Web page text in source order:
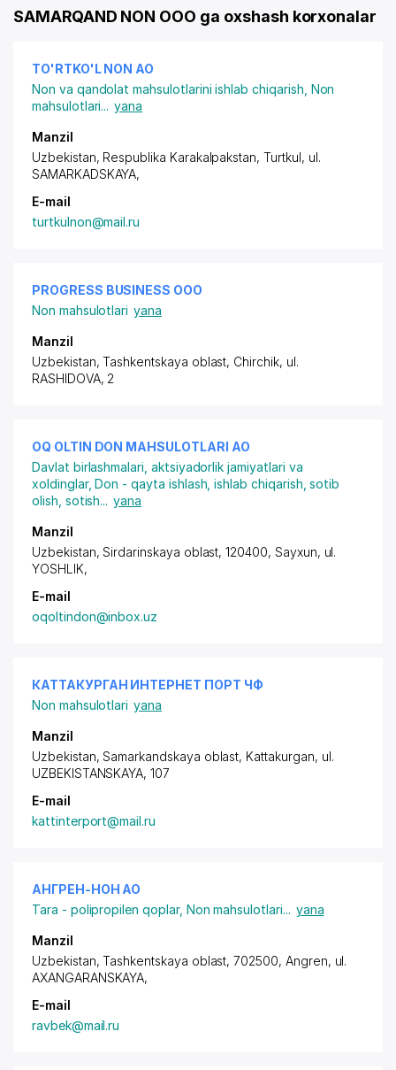
SAMARQAND NON OOO ga oxshash korxonalar
TO'RTKO'L NON АО
Non va qandolat mahsulotlarini ishlab chiqarish Non
mahsulotlari... yana
Manzil
Uzbekistan, Respublika Karakalpakstan, Turtkul, ul.
SAMARKADSKAYA,
E-mail
turtkulnon@mail.ru
PROGRESS BUSINESS ООО
Non mahsulotlari yana
Manzil
Uzbekistan, Tashkentskaya oblast, Chirchik, ul.
RASHIDOVA, 2
OQ OLTIN DON MAHSULOTLARI АО
Davlat birlashmalari, aktsiyadorlik jamiyatlari va
xoldinglar,Don - qayta ishlash, ishlab chiqarish, sotib
olish, sotish... yana
Manzil
Uzbekistan, Sirdarinskaya oblast, 120400, Sayxun, ul.
YOSHLIK,
E-mail
oqoltindon@inbox.uz
КАТТАКУРГАН ИНТЕРНЕТ ПОРТ ЧФ
Non mahsulotlari yana
Manzil
Uzbekistan, Samarkandskaya oblast, Kattakurgan, ul.
UZBEKISTANSKAYA, 107
E-mail
kattinterport@mail.ru
АНГРЕН-НОН АО
Tara - polipropilen qoplar, Non mahsulotlari... yana
Manzil
Uzbekistan, Tashkentskaya oblast, 702500, Angren, ul.
AXANGARANSKAYA,
E-mail
ravbek@mail.ru